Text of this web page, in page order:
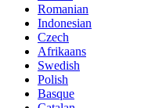
Romanian
Indonesian
Czech
Afrikaans
Swedish
Polish
Basque